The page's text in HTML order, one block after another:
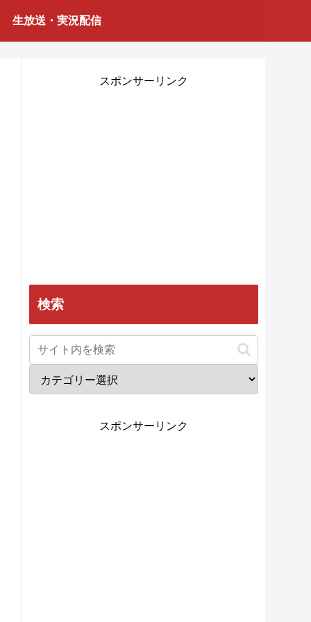
生放送・実況配信
スポンサーリンク
検索
スポンサーリンク